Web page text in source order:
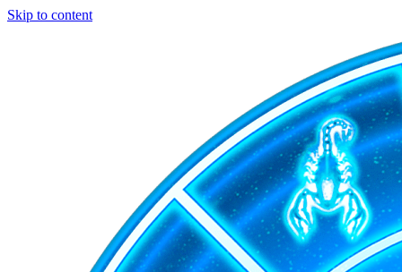
Skip to content